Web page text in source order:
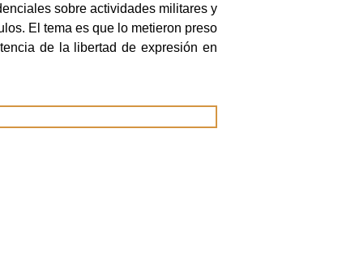
sobre actividades militares y
El tema es que lo metieron preso
de la libertad de expresión en